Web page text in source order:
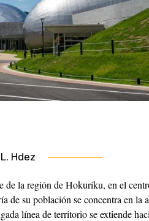
L. Hdez
de la región de Hokuriku, en el
de su población se concentra en la
línea de territorio se extiende